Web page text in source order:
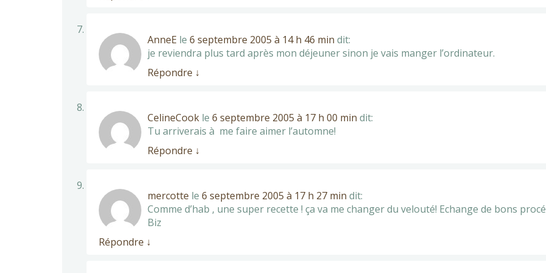
AnneE le 6 septembre 2005 à 14 h 46 min dit:
je reviendra plus tard après mon déjeuner sinon je vais manger l’ordinateur.
Répondre ↓
CelineCook le 6 septembre 2005 à 17 h 00 min dit:
Tu arriverais à me faire aimer l’automne!
Répondre ↓
mercotte le 6 septembre 2005 à 17 h 27 min dit:
Comme d’hab , une super recette ! ça va me changer du velouté! Echange de bons
Biz
Répondre ↓